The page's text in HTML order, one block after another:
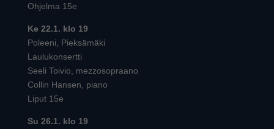
Ohjelma 15e
Ke 22.1. klo 19
Poleeni, Pieksämäki
Laulukonsertti
Seeli Toivio, mezzosopraano
Collin Hansen, piano
Liput 15e
Su 26.1. klo 19